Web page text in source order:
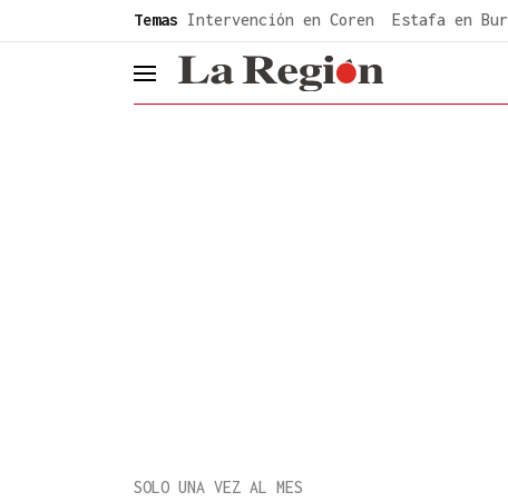
Temas Intervención en Coren Estafa en
header.menu.open
SOLO UNA VEZ AL MES